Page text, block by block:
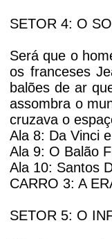
SETOR 4: O
Será que o
os franceses
balões de ar
assombra o
cruzava o
Ala 8: Da Vinci
Ala 9: O Balão
Ala 10: Santos
CARRO 3: A
SETOR 5: O